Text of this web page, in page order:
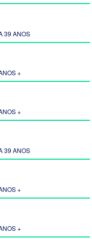
39 ANOS
+
+
39 ANOS
+
+